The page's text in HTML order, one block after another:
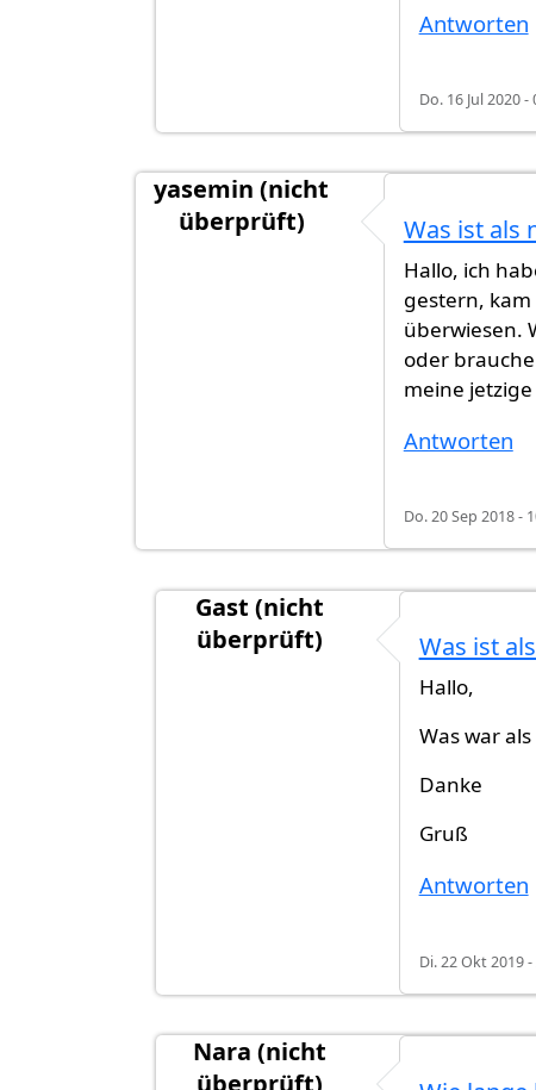
Antworten
Do. 16 Jul 2020 -
yasemin (nicht
überprüft)
Was ist als
Hallo, ich
gestern,
überwiesen.
oder
meine
Antworten
Do. 20 Sep 2018 -
Gast (nicht
überprüft)
Was ist als nächstes?
Was ist
Hallo,
Was war
Danke
Gruß
Antworten
Di. 22 Okt 2019 -
Nara (nicht
überprüft)